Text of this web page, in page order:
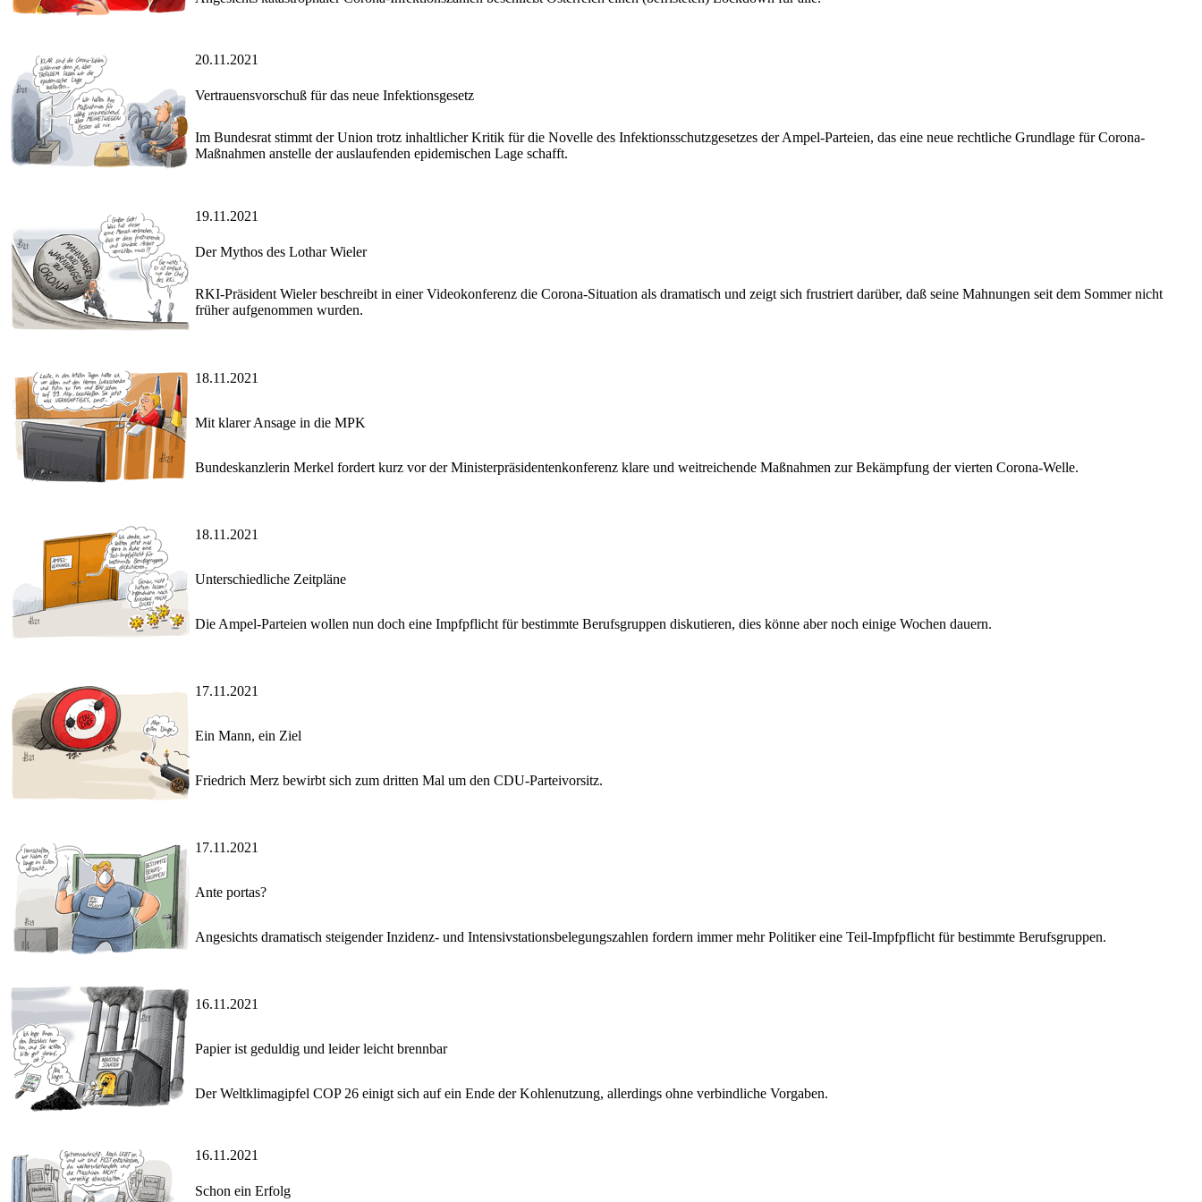
20.11.2021
Vertrauensvorschuß für das neue Infektionsgesetz
Im Bundesrat stimmt der Union trotz inhaltlicher Kritik für die Novelle des Infektionsschutzgesetzes der Ampel-Parteien, das eine neue rechtliche Grundlage für Corona-
Maßnahmen anstelle der auslaufenden epidemischen Lage schafft.
19.11.2021
Der Mythos des Lothar Wieler
RKI-Präsident Wieler beschreibt in einer Videokonferenz die Corona-Situation als dramatisch und zeigt sich frustriert darüber, daß seine Mahnungen seit dem Sommer nicht
früher aufgenommen wurden.
18.11.2021
Mit klarer Ansage in die MPK
Bundeskanzlerin Merkel fordert kurz vor der Ministerpräsidentenkonferenz klare und weitreichende Maßnahmen zur Bekämpfung der vierten Corona-Welle.
18.11.2021
Unterschiedliche Zeitpläne
Die Ampel-Parteien wollen nun doch eine Impfpflicht für bestimmte Berufsgruppen diskutieren, dies könne aber noch einige Wochen dauern.
17.11.2021
Ein Mann, ein Ziel
Friedrich Merz bewirbt sich zum dritten Mal um den CDU-Parteivorsitz.
17.11.2021
Ante portas?
Angesichts dramatisch steigender Inzidenz- und Intensivstationsbelegungszahlen fordern immer mehr Politiker eine Teil-Impfpflicht für bestimmte Berufsgruppen.
16.11.2021
Papier ist geduldig und leider leicht brennbar
Der Weltklimagipfel COP 26 einigt sich auf ein Ende der Kohlenutzung, allerdings ohne verbindliche Vorgaben.
16.11.2021
Schon ein Erfolg